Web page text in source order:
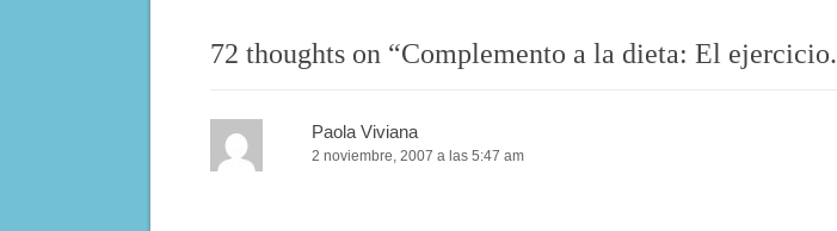
72 thoughts on “Complemento a la dieta: El ejercicio.
Paola Viviana
2 noviembre, 2007 a las 5:47 am